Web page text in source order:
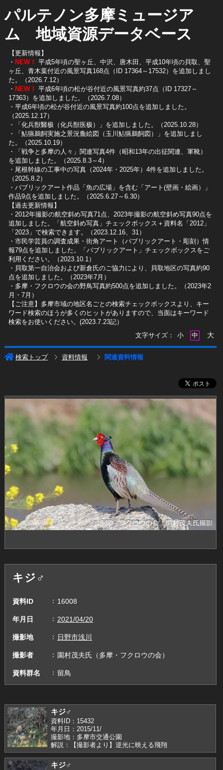
パルテノン多摩ミュージア
ム 地域資源データベース
【更新情報】
・ NEW！ 平成5年頃の聖ヶ丘、中沢、唐木田、平成10年頃の貝取、聖
ヶ丘、青木葉付近の風景写真168点（ID 17364～17532）を追加しまし
た。（2026.7.12）
・ NEW！ 平成6年頃の松が谷付近の風景写真約37点（ID 17327～
17363）を追加しました。（2026.7.08）
・平成6年頃の松が谷付近の風景写真約100点を追加しました。
（2025.12.17）
・「化兵獣醫极（化兵獣医极）」を追加しました。（2025.10.28）
・「鮎猟鵜飼実施之景況麁絵図（玉川鮎猟鵜飼図）」を追加しまし
た。（2025.10.19）
​・「戦争と多摩の人々」関連写真4件（昭和13年の出征関連、軍靴）
を追加しました。（2025.8.3～4）
​・尾根幹線の工事中の写真（2024年・2025年）4件を追加しました。
（2025.8.2）
​・パブリックアート作品「魚の広場」を含む「アート(壁画・絵画）」
作品9点を追加しました。（2025.6.27～6.30）
【過去更新情報】
・2012年撮影の航空斜め写真71点、2023年撮影の航空斜め写真90点を
追加しました。「航空斜め写真」チェックボックス＋資料名「2012」
「2023」で検索できます。（2023.12.16、31）
​・市民学芸員の調査成果・街角アート（パブリックアート・彫刻）情
報79点を追加しました。「パブリックアート」チェックボックスをご
利用ください。（2023.10.1）
・貝取第一自治会および新倉氏のご協力により、貝取地区の写真約90
点を追加しました。（2023年7月）
・多摩・フクロウの会の野鳥写真約500点を追加しました。（2023年2
月・7月）
【ご注意】多摩市域の地区名ごとの検索チェックボックスより、キー
ワード検索のほうが多くのヒットがありますので、当面はキーワード
検索をお使いください。(2023.7.23記）
文字サイズ：
小 中 大
検索トップ 資料情報 関連資料情報
キジ♂
資料ID 16008
年月日 2021/04/20
撮影地 日野市浅川
撮影者 園村茂夫氏（多摩・フクロウの会）
資料群名 留鳥
キジ♂
資料ID：15432
年月日：2015/11/
撮影地：多摩市交通公園
解説：【撮影者より】逆光に映える飛翔
キジ♂